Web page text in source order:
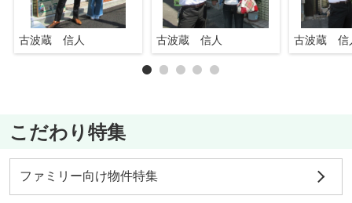
古波蔵 信人 古波蔵 信人 古波蔵 信
こだわり特集
ファミリー向け物件特集